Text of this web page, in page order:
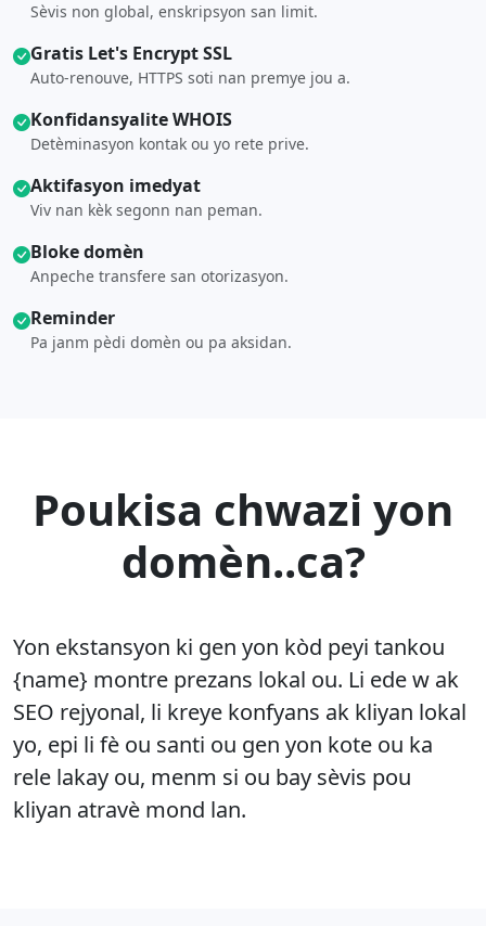
Sèvis non global, enskripsyon san limit.
Gratis Let's Encrypt SSL
Auto-renouve, HTTPS soti nan premye jou a.
Konfidansyalite WHOIS
Detèminasyon kontak ou yo rete prive.
Aktifasyon imedyat
Viv nan kèk segonn nan peman.
Bloke domèn
Anpeche transfere san otorizasyon.
Reminder
Pa janm pèdi domèn ou pa aksidan.
Poukisa chwazi yon
domèn..ca?
Yon ekstansyon ki gen yon kòd peyi tankou
{name} montre prezans lokal ou. Li ede w ak
SEO rejyonal, li kreye konfyans ak kliyan lokal
yo, epi li fè ou santi ou gen yon kote ou ka
rele lakay ou, menm si ou bay sèvis pou
kliyan atravè mond lan.